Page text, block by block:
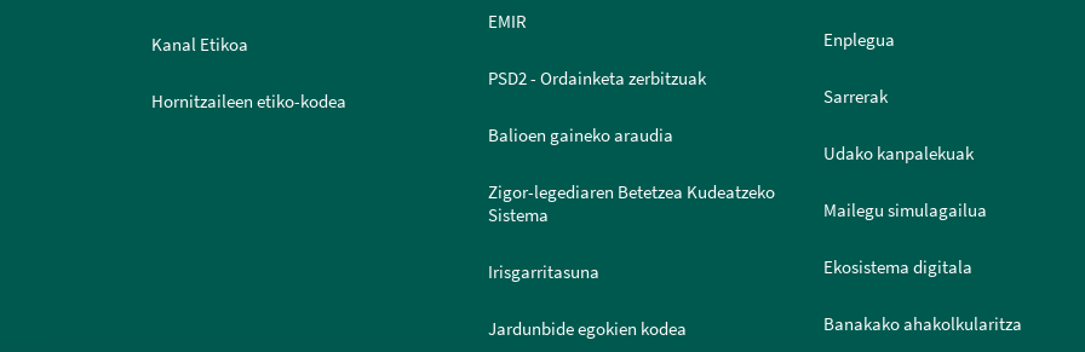
Kanal Etikoa
Hornitzaileen etiko-kodea
EMIR
PSD2 - Ordainketa zerbitzuak
Balioen gaineko araudia
Zigor-legediaren Betetzea Kudeatzeko
Sistema
Irisgarritasuna
Jardunbide egokien kodea
Enplegua
Sarrerak
Udako kanpalekuak
Mailegu simulagailua
Ekosistema digitala
Banakako ahakolkularitza